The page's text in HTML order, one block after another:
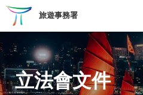
跳至主要內容
旅遊事務署
立法會文件